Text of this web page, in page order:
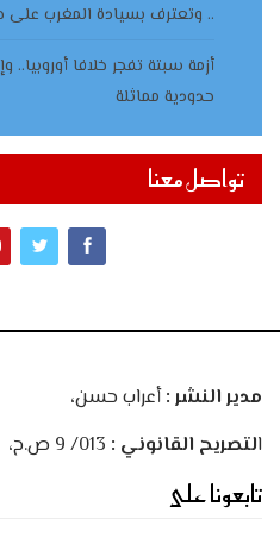
.. وتعترف بسيادة المغرب على
أزمة سبتة تفجر خلافا أوروبيا..
حدودية مماثلة
تواصل معنا
مدير النشر :أعراب حسن،
التصريح القانوني :
تابعونا على